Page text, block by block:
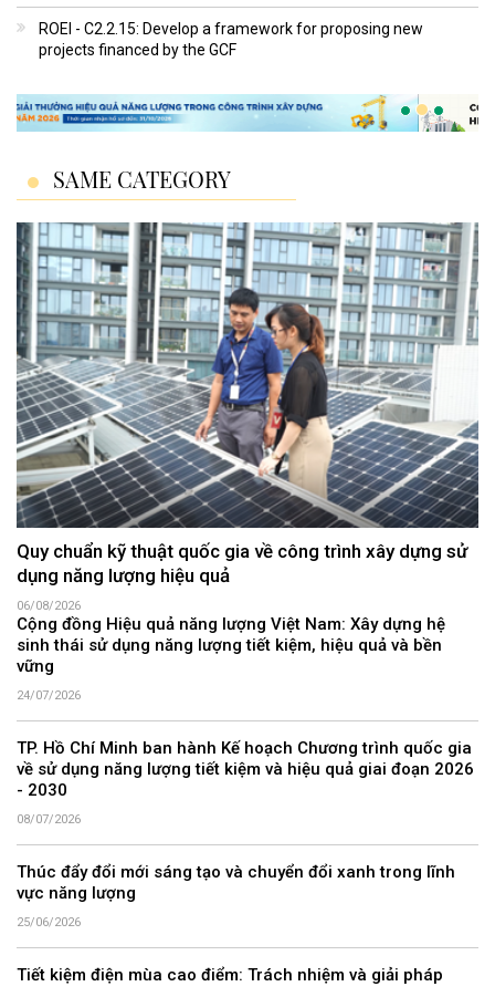
ROEI - C2.2.15: Develop a framework for proposing new
projects financed by the GCF
SAME CATEGORY
Quy chuẩn kỹ thuật quốc gia về công trình xây dựng sử
dụng năng lượng hiệu quả
06/08/2026
Cộng đồng Hiệu quả năng lượng Việt Nam: Xây dựng hệ
sinh thái sử dụng năng lượng tiết kiệm, hiệu quả và bền
vững
24/07/2026
TP. Hồ Chí Minh ban hành Kế hoạch Chương trình quốc gia
về sử dụng năng lượng tiết kiệm và hiệu quả giai đoạn 2026
- 2030
08/07/2026
Thúc đẩy đổi mới sáng tạo và chuyển đổi xanh trong lĩnh
vực năng lượng
25/06/2026
Tiết kiệm điện mùa cao điểm: Trách nhiệm và giải pháp